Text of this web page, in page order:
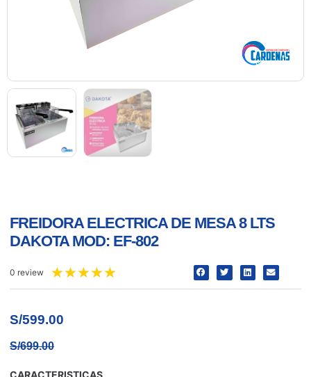
FREIDORA ELECTRICA DE MESA 8 LTS
DAKOTA MOD: EF-802
0 review ★★★★★
S/599.00
S/699.00
CARACTERISTICAS